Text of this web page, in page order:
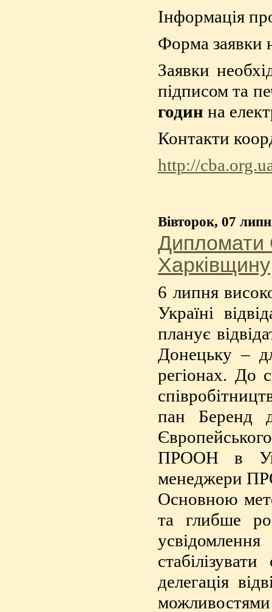
Інформація
Форма заявки
Заявки
підписом та
годин на
Контакти
http://
Вівторок, 07
Дипломати
Харківщину
6 липня
Україні
планує
Донецьку –
регіонах. До
пан Беренд
ПРООН в
менеджери
Основною
та глибше
делегація